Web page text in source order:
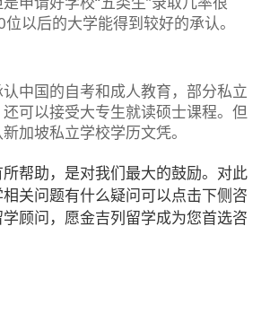
以后的大学能得到较好的承认。
中国的自考和成人教育，部分私立
可以接受大专生就读硕士课程。但
加坡私立学校学历文凭。
帮助，是对我们最大的鼓励。对此
关问题有什么疑问可以点击下侧咨
顾问，愿金吉列留学成为您首选咨